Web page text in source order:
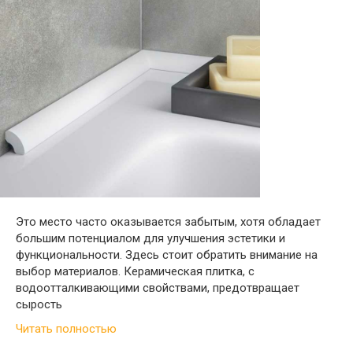
Это место часто оказывается забытым, хотя обладает
большим потенциалом для улучшения эстетики и
функциональности. Здесь стоит обратить внимание на
выбор материалов. Керамическая плитка, с
водоотталкивающими свойствами, предотвращает
сырость
Читать полностью